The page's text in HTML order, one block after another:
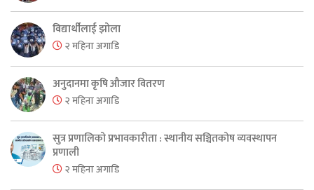
विद्यार्थीलाई झोला
२ महिना अगाडि
अनुदानमा कृषि औजार वितरण
२ महिना अगाडि
सुत्र प्रणालिको प्रभावकारीता : स्थानीय सञ्चितकोष व्यवस्थापन
प्रणाली
२ महिना अगाडि